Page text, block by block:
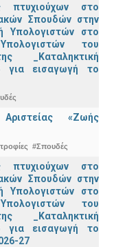
πτυχιούχων στo
Σπουδών στην
Υπολογιστών στο
του
_Καταληκτική
για εισαγωγή το
«Ζωής
#Σπουδές
πτυχιούχων στo
Σπουδών στην
Υπολογιστών στο
του
_Καταληκτική
για εισαγωγή το
27